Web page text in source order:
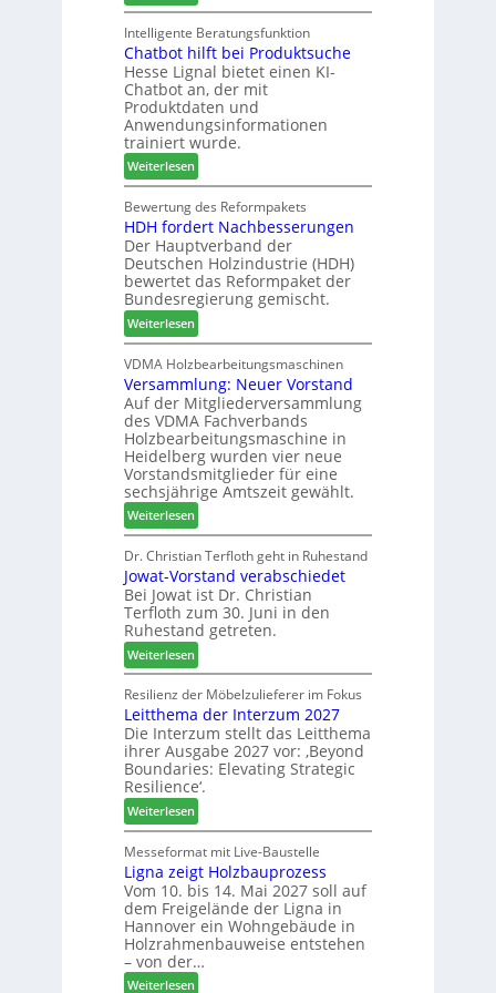
g
n
d
-
V
e
r
b
i
n
e
r
k
t
i
o
n
s
w
o
c
h
e
n
2
0
2
6
M
a
T
e
c
m
e
l
d
e
t
B
e
s
u
c
h
e
r
z
a
h
l
e
n
Intelligente Beratungsfunktion
Chatbot hilft bei Produktsuche
Hesse Lignal bietet einen KI-
Chatbot an, der mit
Produktdaten und
Anwendungsinformationen
trainiert wurde.
Weiterlesen:
C
h
a
t
b
o
t
h
i
l
t
b
e
i
P
r
o
u
k
t
s
u
c
e
Bewertung des Reformpakets
HDH fordert Nachbesserungen
Der Hauptverband der
Deutschen Holzindustrie (HDH)
bewertet das Reformpaket der
Bundesregierung gemischt.
Weiterlesen:
H
D
H
f
o
r
d
e
r
t
N
a
c
h
b
e
s
e
r
u
n
g
e
n
VDMA Holzbearbeitungsmaschinen
Versammlung: Neuer Vorstand
Auf der Mitgliederversammlung
des VDMA Fachverbands
Holzbearbeitungsmaschine in
Heidelberg wurden vier neue
Vorstandsmitglieder für eine
sechsjährige Amtszeit gewählt.
Weiterlesen:
V
e
r
s
a
m
m
l
u
n
g
:
N
e
u
e
r
V
o
r
t
a
Dr. Christian Terfloth geht in Ruhestand
Jowat-Vorstand verabschiedet
Bei Jowat ist Dr. Christian
Terfloth zum 30. Juni in den
Ruhestand getreten.
Weiterlesen:
J
o
w
a
t
-
V
o
r
s
t
a
n
d
v
e
Resilienz der Möbelzulieferer im Fokus
Leitthema der Interzum 2027
Die Interzum stellt das Leitthema
ihrer Ausgabe 2027 vor: ‚Beyond
Boundaries: Elevating Strategic
Resilience‘.
Weiterlesen:
L
e
i
t
t
h
e
m
a
Messeformat mit Live-Baustelle
Ligna zeigt Holzbauprozess
Vom 10. bis 14. Mai 2027 soll auf
dem Freigelände der Ligna in
Hannover ein Wohngebäude in
Holzrahmenbauweise entstehen
– von der…
Weiterlesen: